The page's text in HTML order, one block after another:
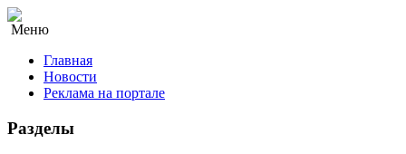
Меню
Главная
Новости
Реклама на портале
Разделы